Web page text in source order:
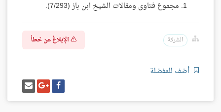
مجموع فتاوى ومقالات الشيخ ابن باز (7/293).
الشركة الإبلاغ عن خطأ
أضف للمفضلة
شارك
على
فيسبوك
شارك
على
غوغل
بلس
إرسل
إيميل